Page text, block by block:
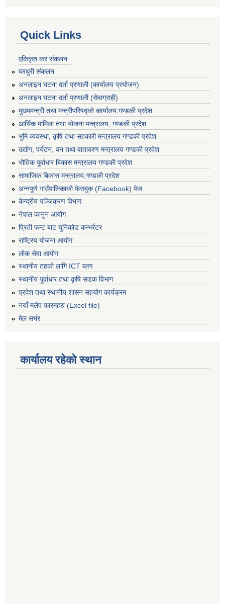
Quick Links
एकिकृत कर संकलन
घरधुरी संकलन
अनलाइन घटना दर्ता प्रणाली (कार्यालय प्रयोजन)
अनलाइन घटना दर्ता प्रणाली (सेवाग्राही)
मुख्यमन्त्री तथा मन्त्रीपरिषद्को कार्यालय,गण्डकी प्रदेश
आर्थिक मामिला तथा योजना मन्त्रालय, गण्डकी प्रदेश
भुमि व्यवस्था, कृषि तथा सहकारी मन्त्रालय गण्डकी प्रदेश
उद्योग, पर्यटन, वन तथा वातावरण मन्त्रालय गण्डकी प्रदेश
भौतिक पूर्वाधार बिकास मन्त्रालय गण्डकी प्रदेश
सामाजिक बिकास मन्त्रालय,गण्डकी प्रदेश
अन्नपूर्ण गाउँपालिकाको फेसबुक (Facebook) पेज
केन्द्रीय पञ्जिकरण विभाग
नेपाल कानुन आयोग
प्रिती फन्ट बाट युनिकोड कन्भर्रटर
राष्ट्रिय योजना आयोग
लोक सेवा आयोग
स्थानीय तहको लागि ICT ब्लग
स्थानीय पूर्वाधार तथा कृषि सडक विभाग
प्रदेश तथा स्थानीय शासन सहयोग कार्यक्रम
नयाँ मलेप फारमहरु (Excel file)
मेल सर्भर
कार्यालय रहेको स्थान